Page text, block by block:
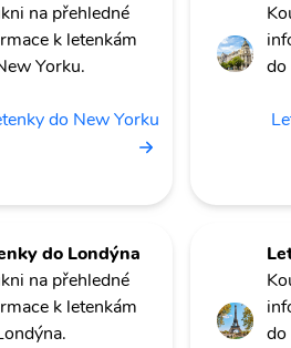
na přehledné
k letenkám
Yorku.
do New Yorku
do
do Londýna
na přehledné
k letenkám
do